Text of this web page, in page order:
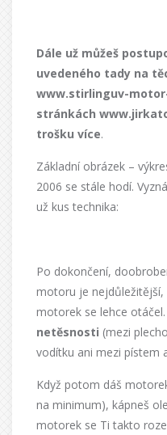
Dále už můžeš
uvedeného tady na
www.stirlinguv-
stránkách
trošku více.
Základní obrázek –
2006 se stále hodí.
už kus technika:
Po dokončení,
motoru je nejdůležitější,
motorek se lehce
netěsnosti (mezi
vodítku ani mezi pístem
Když potom dáš
na minimum), kápneš
motorek se Ti takto